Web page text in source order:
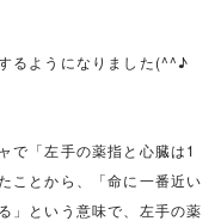
るようになりました(^^♪
で「左手の薬指と心臓は1
ことから、「命に一番近い
」という意味で、左手の薬